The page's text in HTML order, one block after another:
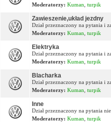
Moderatorzy: Kuman turpik
Zawieszenie,układ jezdny
Dział przeznaczony na pytania i
Moderatorzy: Kuman turpik
Elektryka
Dział przeznaczony na pytania i
Moderatorzy: Kuman turpik
Blacharka
Dział przeznaczony na pytania i
Moderatorzy: Kuman turpik
Inne
Dział przeznaczony na pytania
Moderatorzy: Kuman turpik